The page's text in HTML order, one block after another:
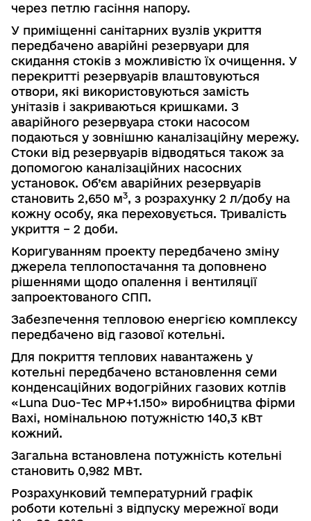
через петлю гасіння напору.
У приміщенні санітарних вузлів укриття
передбачено аварійні резервуари для
скидання стоків з можливістю їх очищення. У
перекритті резервуарів влаштовуються
отвори, які використовуються замість
унітазів і закриваються кришками. З
аварійного резервуара стоки насосом
подаються у зовнішню каналізаційну мережу.
Стоки від резервуарів відводяться також за
допомогою каналізаційних насосних
установок. Об’єм аварійних резервуарів
становить 2,650 м3, з розрахунку 2 л/добу на
кожну особу, яка переховується. Тривалість
укриття – 2 доби.
Коригуванням проекту передбачено зміну
джерела теплопостачання та доповнено
рішеннями щодо опалення і вентиляції
запроектованого СПП.
Забезпечення тепловою енергією комплексу
передбачено від газової котельні.
Для покриття теплових навантажень у
котельні передбачено встанов­лення семи
конденсаційних водогрійних газових котлів
«Luna Duo-Tec МР+1.150» виробництва фірми
Baxi, номінальною потужністю 140,3 кВт
кожний.
Загальна встановлена потужність котельні
становить 0,982 МВт.
Розрахунковий температурний графік
роботи котельні з відпуску мережної води